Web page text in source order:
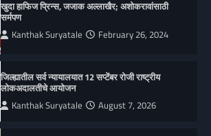
खुदा हाफिज प्रिन्स, जजाक अल्लाखैर; अशोकरावांसाठी
सर्मपण
Kanthak Suryatale February 26, 2024
जिल्ह्यातील सर्व न्यायालयात 12 सप्टेंबर रोजी राष्ट्रीय
लोकअदालतीचे आयोजन
Kanthak Suryatale August 7, 2026